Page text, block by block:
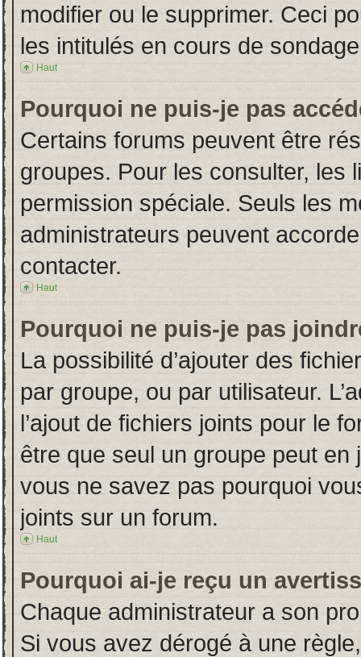
modifier ou le supprimer. Ceci
les intitulés en cours de
Haut
Pourquoi ne puis-je pas
Certains forums peuvent être
groupes. Pour les consulter, les
permission spéciale. Seuls les
administrateurs peuvent
contacter.
Haut
Pourquoi ne puis-je pas
La possibilité d’ajouter des
par groupe, ou par utilisateur.
l’ajout de fichiers joints pour le
être que seul un groupe peut en
vous ne savez pas pourquoi
joints sur un forum.
Haut
Pourquoi ai-je reçu un
Chaque administrateur a son
Si vous avez dérogé à une